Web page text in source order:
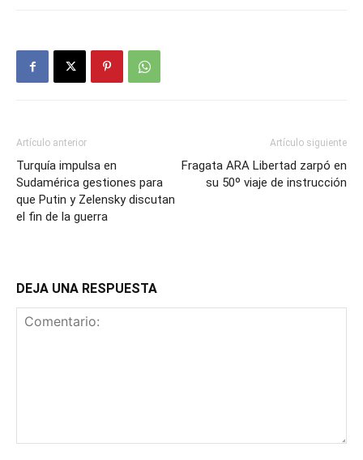
Artículo anterior
Turquía impulsa en
Sudamérica gestiones para
que Putin y Zelensky discutan
el fin de la guerra
Artículo siguiente
Fragata ARA Libertad zarpó en
su 50º viaje de instrucción
DEJA UNA RESPUESTA